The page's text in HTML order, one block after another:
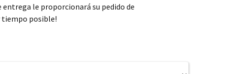
€380.00
le proporcionará su pedido de
posible!